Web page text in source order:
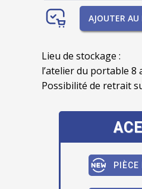
AJOUTER AU
Lieu de stockage :
l’atelier du portable 8
Possibilité de retrait
PIÈCE